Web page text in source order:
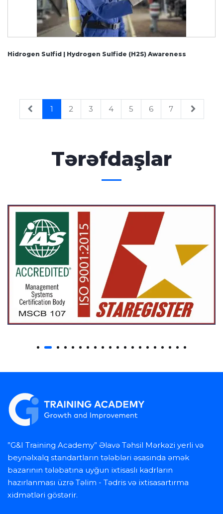
Hidrogen Sulfid | Hydrogen Sulfide (H2S) Awareness
1 2 3 4 5 6 7
Tərəfdaşlar
”G&I Training Academy” Əlavə Təhsil Mərkəzi yerli və
beynəlxalq standartların tələbləri əsasında əmək
bazarının tələbatına uyğun ixtisaslı kadrların
hazırlanması üzrə Təlim - Tədris və ixtisasartırma
xidmətləri göstərir.